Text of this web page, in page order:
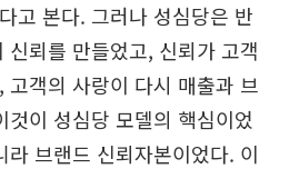
고 본다. 그러나 성심당은 반
신뢰를 만들었고, 신뢰가 고객
고객의 사랑이 다시 매출과 브
이 성심당 모델의 핵심이었
라 브랜드 신뢰자본이었다. 이